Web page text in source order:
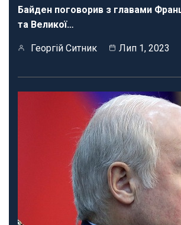
Байден поговорив з главами
та Великої…
Георгій Ситник Лип 1, 2023